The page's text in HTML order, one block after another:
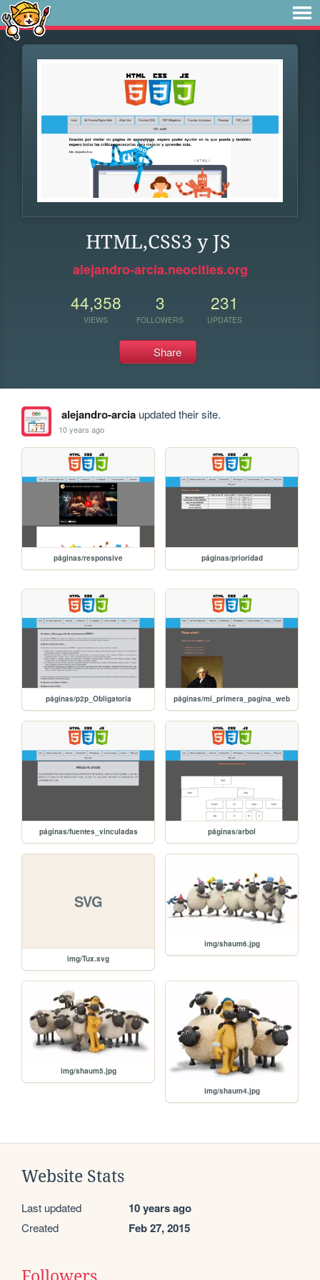
HTML,CSS3 y JS
alejandro-arcia.neocities.org
44,358
VIEWS
3
FOLLOWERS
231
UPDATES
Share
alejandro-arciaupdated their site.
10 years ago
páginas/responsive páginas/prioridad
páginas/p2p_Obligatoria páginas/mi_primera_pagina_web
páginas/fuentes_vinculadas páginas/arbol
SVG
img/Tux.svg
img/shaum6.jpg
img/shaum5.jpg
img/shaum4.jpg
Website Stats
Last updated 10 years ago
Created Feb 27, 2015